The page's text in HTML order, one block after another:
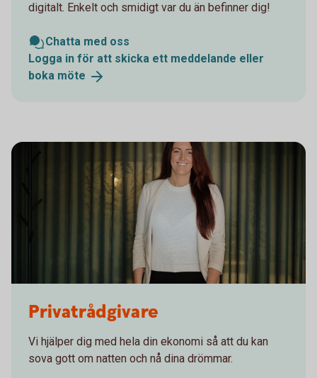
digitalt. Enkelt och smidigt var du än befinner dig!
Chatta med oss
Logga in för att skicka ett meddelande eller
boka möte
Privatrådgivare
Vi hjälper dig med hela din ekonomi så att du kan
sova gott om natten och nå dina drömmar.